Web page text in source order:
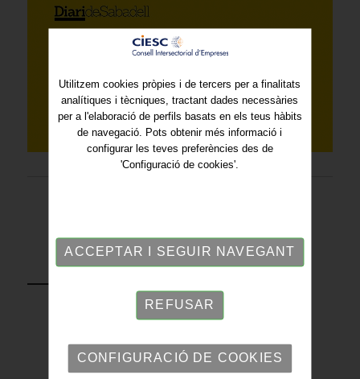
TORNAR
Utilitzem cookies pròpies i de tercers per a finalitats
analítiques i tècniques, tractant dades necessàries
per a l'elaboració de perfils basats en els teus hàbits
de navegació. Pots obtenir més informació i
configurar les teves preferències des de
'Configuració de cookies'.
ACCEPTAR I SEGUIR NAVEGANT
REFUSAR
CONFIGURACIÓ DE COOKIES